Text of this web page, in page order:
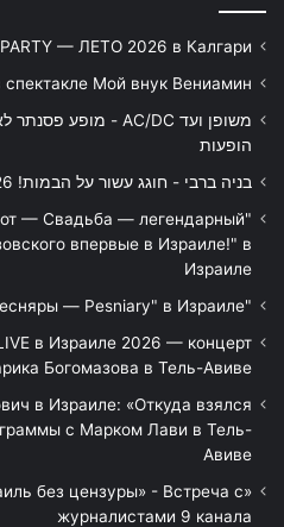
PARTY — ЛЕТО 2026 в Калгари
Мой внук Вениамин
הופעות
בניה ברבי - חוגג עשור על הבמות! 2026 - כרטיסים ולוח הופעות
— Свадьба — легендарный
впервые в Израиле!" в
Израиле
"Песняры — Pesniary" в Израиле
в Израиле 2026 — концерт
Богомазова в Тель-Авиве
в Израиле: «Откуда взялся
с Марком Лави в Тель-
Авиве
без цензуры» - Встреча с
журналистами 9 канала